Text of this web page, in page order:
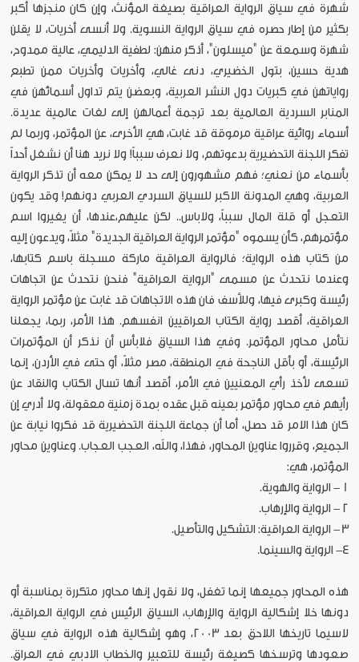
شهرة في سياق الرواية العراقية بصيغة المؤنث، وإن كان منجزها أكبر
بكثير من إطار حصره في سياق الرواية النسوية. ولا أنسى أخريات، لا يقلن
شهرة وسمعة عن "ميسلون"، أذكر منهن: لطفية الدليمي، عالية ممدوح،
هدية حسين، بتول الخضيري، دنى غالي، وأخريات وأخريات ممن تطبع
رواياتهن في كبريات دول النشر العربية، وبعضن يتم تداول أسمائهن في
المنابر السردية العالمية بعد ترجمة أعمالهن إلى لغات عالمية عديدة.
أسماء روائية عراقية مرموقة قد غابت، هي الأخرى، عن المؤتمر، وربما لم
تفكر اللجنة التحضيرية بدعوتهم، ولا نعرف سبباً! ولا نريد هنا أن نشغل أحداً
بأسماء من نعني؛ فهم مشهورون إلى حد لا يمكن معه أن تذكر الرواية
العربية، وهي المدونة الاكبر للسياق السردي العربي دونهم! وقد يكون
التعجل أو قلة المال سبباً، ولاباس.. لكن عليهم،عندها، أن يغيروا اسم
مؤتمرهم، كأن يسموه "مؤتمر الرواية العراقية الجديدة" مثلاً، ويدعون إليه
من كتاب هذه الرواية؛ فالرواية العراقية ماركة مسجلة باسم كتابها،
وعندما نتحدث عن مسمى "الرواية العراقية" فنحن نتحدث عن اتجاهات
رئيسة وكبرى فيها، وللأسف فان هذه الاتجاهات قد غابت عن مؤتمر الرواية
العراقية، أقصد رواية الكتاب العراقيين انفسهم. هذا الأمر، ربما، يجعلنا
نتأمل محاور المؤتمر. وفي هذا السياق فلابأس أن نذكر أن المؤتمرات
الرئيسة، أو بأقل الناجحة في المنطقة، مصر مثلاً، أو حتى في الأردن، إنما
تسعى لأخذ رأي المعنيين في الأمر، أقصد أنها تسال الكتاب والنقاد عن
رأيهم في محاور مؤتمر بعينه قبل عقده بمدة زمنية معقولة، ولا أدري إن
كان هذا الامر قد حصل، أما أن جماعة اللجنة التحضيرية قد فكروا نيابة عن
الجميع، وقرروا عناوين المحاور، فهذا، والله، العجب العجاب. وعناوين محاور
المؤتمر، هي:
1 - الرواية والهوية.
2 - الرواية والإرهاب.
3 - الرواية العراقية: التشكيل والتأصيل.
4- الرواية والسينما.
هذه المحاور جميعها إنما تغفل، ولا نقول إنها محاور متكررة بمناسبة أو
دونها خلا إشكالية الرواية والإرهاب، السياق الرئيس في الرواية العراقية،
لاسيما تاريخها اللاحق بعد 2003، وهو إشكالية هذه الرواية في سياق
صعودها وترسخها كصيغة رئيسة للتعبير والخطاب الادبي في العراق.